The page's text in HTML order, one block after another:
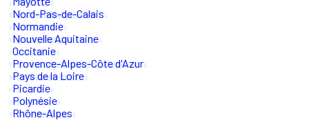
Nord-Pas-de-Calais
Normandie
Nouvelle Aquitaine
Occitanie
Provence-Alpes-Côte d'Azur
Pays de la Loire
Picardie
Polynésie
Rhône-Alpes